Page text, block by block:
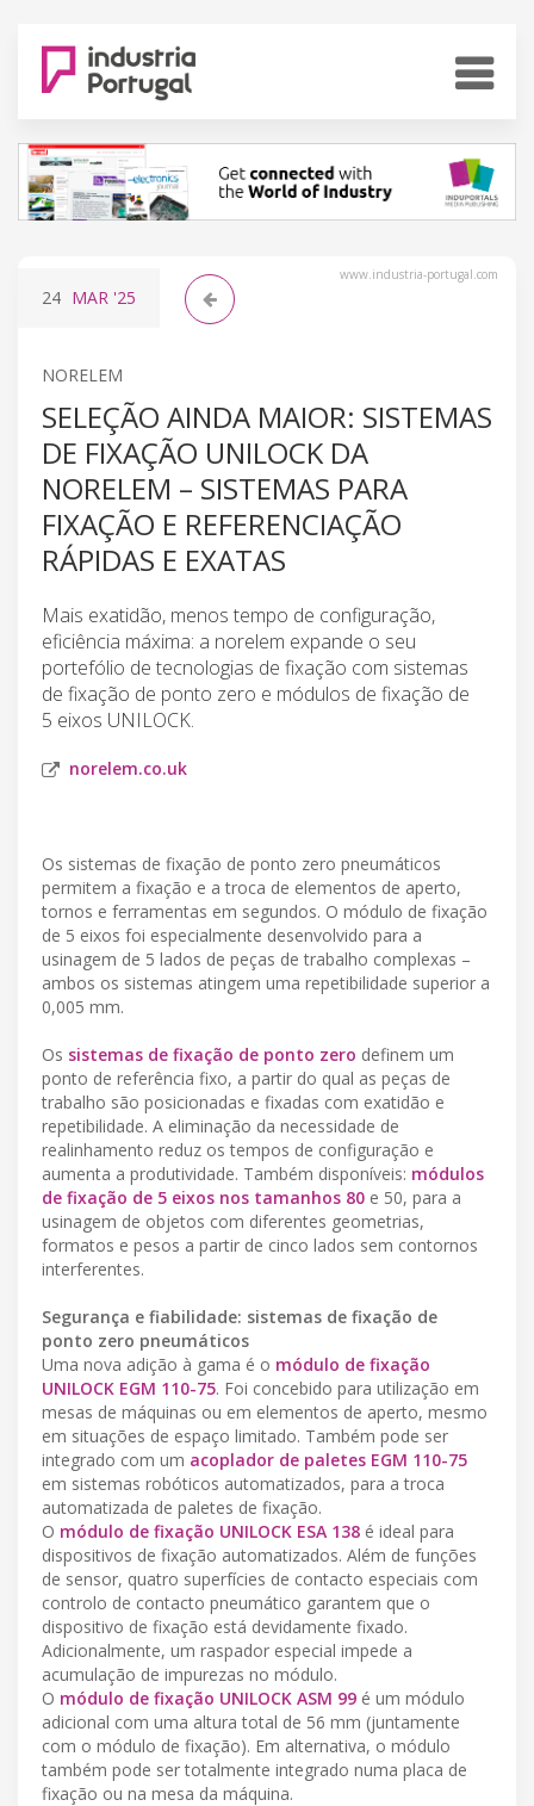
www.industria-portugal.com
24 MAR '25
NORELEM
SELEÇÃO AINDA MAIOR: SISTEMAS
DE FIXAÇÃO UNILOCK DA
NORELEM – SISTEMAS PARA
FIXAÇÃO E REFERENCIAÇÃO
RÁPIDAS E EXATAS
Mais exatidão, menos tempo de configuração,
eficiência máxima: a norelem expande o seu
portefólio de tecnologias de fixação com sistemas
de fixação de ponto zero e módulos de fixação de
5 eixos UNILOCK.
norelem.co.uk
Os sistemas de fixação de ponto zero pneumáticos
permitem a fixação e a troca de elementos de aperto,
tornos e ferramentas em segundos. O módulo de fixação
de 5 eixos foi especialmente desenvolvido para a
usinagem de 5 lados de peças de trabalho complexas –
ambos os sistemas atingem uma repetibilidade superior a
0,005 mm.
Os sistemas de fixação de ponto zero definem um
ponto de referência fixo, a partir do qual as peças de
trabalho são posicionadas e fixadas com exatidão e
repetibilidade. A eliminação da necessidade de
realinhamento reduz os tempos de configuração e
aumenta a produtividade. Também disponíveis: módulos
de fixação de 5 eixos nos tamanhos 80 e 50, para a
usinagem de objetos com diferentes geometrias,
formatos e pesos a partir de cinco lados sem contornos
interferentes.
Segurança e fiabilidade: sistemas de fixação de
ponto zero pneumáticos
Uma nova adição à gama é o módulo de fixação
UNILOCK EGM 110-75. Foi concebido para utilização em
mesas de máquinas ou em elementos de aperto, mesmo
em situações de espaço limitado. Também pode ser
integrado com um acoplador de paletes EGM 110-75
em sistemas robóticos automatizados, para a troca
automatizada de paletes de fixação.
O módulo de fixação UNILOCK ESA 138 é ideal para
dispositivos de fixação automatizados. Além de funções
de sensor, quatro superfícies de contacto especiais com
controlo de contacto pneumático garantem que o
dispositivo de fixação está devidamente fixado.
Adicionalmente, um raspador especial impede a
acumulação de impurezas no módulo.
O módulo de fixação UNILOCK ASM 99 é um módulo
adicional com uma altura total de 56 mm (juntamente
com o módulo de fixação). Em alternativa, o módulo
também pode ser totalmente integrado numa placa de
fixação ou na mesa da máquina.